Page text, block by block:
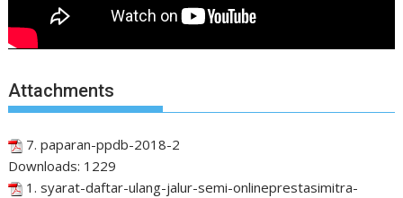
Attachments
7. paparan-ppdb-2018-2
Downloads: 1229
1. syarat-daftar-ulang-jalur-semi-onlineprestasimitra-